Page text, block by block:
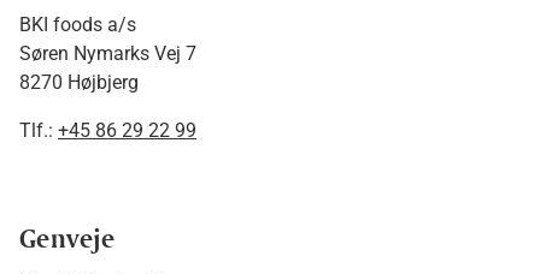
BKI foods a/s
Søren Nymarks Vej 7
8270 Højbjerg
Tlf.: +45 86 29 22 99
Genveje